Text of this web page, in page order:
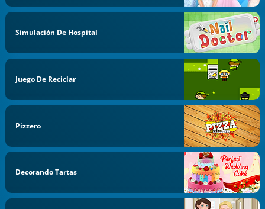
Simulación De Hospital
Juego De Reciclar
Pizzero
Decorando Tartas